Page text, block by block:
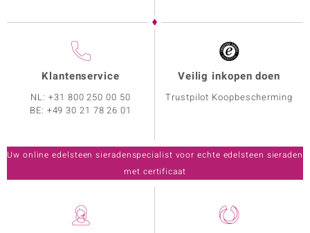
Klantenservice
NL:+31 800 250 00 50
BE: +49 30 21 78 26 01
Veilig inkopen doen
Trustpilot Koopbescherming
Uw online edelsteen sieradenspecialist voor echte edelsteen sieraden
met certificaat